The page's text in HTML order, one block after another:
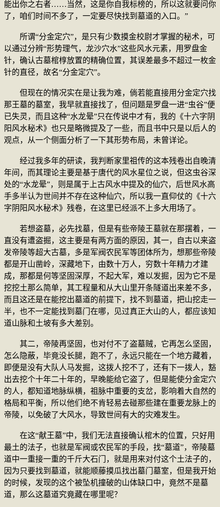
能出你之右者……当然，这是你自我标榜的，所以这就要问你
了，咱们时间不多了，一定要尽快找到墓道的入口。”
所谓“分金定穴”，是只有少数摸金校尉才掌握的秘术，可
以通过分辨“形势理气，龙沙穴水”这些风水元素，用罗盘金
针，确认古墓棺椁放置的精确位置，其误差最多不超过一枚金
针的直径，故名“分金定穴”。
但现在的情况实在是让我为难，倘若能直接用分金定穴找
那王墓的墓室，我早就直接找了，但问题是罗盘一进“虫谷”便
已失灵，而且这种“水龙晕”只在传说中才有，我的《十六字阴
阳风水秘术》也只是略微提及了一些，而且书中只是以后人的
观点，从一个侧面分析了一下其形势布局，未曾详论。
经过我多年的研读，我判断家里祖传的这本残卷出自晚清
年间，而其理论主要是基于唐代的风水星位之说，但这虫谷深
处的“水龙晕”，则是属于上古风水中提及的仙穴，后世风水高
手多半认为世间并不存在这种仙穴，所以我一直仰仗的《十六
字阴阳风水秘术》残卷，在这里已经派不上多大用场了。
若想盗墓，必先找墓，但是有些帝陵王墓就在那摆着，一
直没有遭盗掘，这主要是有两方面的原因，其一，自古以来盗
发帝陵等超大古墓，多是军阀农民军等团体所为，想那些帝陵
都是开山凿岭，深藏地下，由数十万人，穷数十年精力才建
成，那都是何等坚固深厚，不起大军，难以发掘，因为它不是
挖挖土那么简单，其工程量和从大山里开条隧道出来差不多，
而且这还是在能挖出墓道的前提下，找不到墓道，把山挖走一
半，也不一定能找到墓门在哪，见过真正大山的人，都应该知
道山脉和土坡有多大差别。
其二，帝陵再坚固，也对付不了盗墓贼，它再怎么坚固，
怎么隐蔽，毕竟没长腿，跑不了，永远只能在一个地方藏着，
即便是没有大队人马发掘，这拨人挖不了，还有下一拨人，豁
出去挖个十年二十年的，早晚能给它盗了，但是能使分金定穴
的人，都知道地脉纵横，祖脉中重要的支岔，影响着大自然的
格局和平衡，所以他们绝不肯轻易去碰那些建在重要龙脉上的
帝陵，以免破了大风水，导致世间有大的灾难发生。
在这“献王墓”中，我们无法直接确认棺木的位置，只好用
最土的法子，也就是军阀或农民军的手段，找“墓道”，帝陵墓
道中一重接一重的千斤大石门，就是用来对付这个土法子的，
因为只要找到墓道，就能顺藤摸瓜找出墓门墓室，但是我开始
的时候，发现的这个被坠机撞破的山体缺口中，竟然不是墓
道，那么这墓道究竟藏在哪里呢？